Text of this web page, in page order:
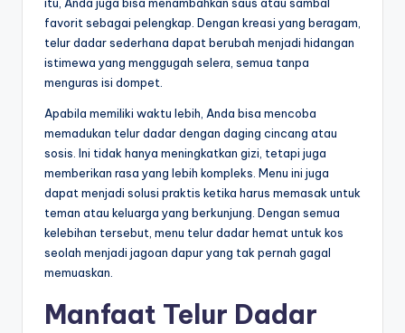
itu, Anda juga bisa menambahkan saus atau sambal
favorit sebagai pelengkap. Dengan kreasi yang beragam,
telur dadar sederhana dapat berubah menjadi hidangan
istimewa yang menggugah selera, semua tanpa
menguras isi dompet.
Apabila memiliki waktu lebih, Anda bisa mencoba
memadukan telur dadar dengan daging cincang atau
sosis. Ini tidak hanya meningkatkan gizi, tetapi juga
memberikan rasa yang lebih kompleks. Menu ini juga
dapat menjadi solusi praktis ketika harus memasak untuk
teman atau keluarga yang berkunjung. Dengan semua
kelebihan tersebut, menu telur dadar hemat untuk kos
seolah menjadi jagoan dapur yang tak pernah gagal
memuaskan.
Manfaat Telur Dadar